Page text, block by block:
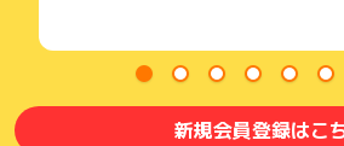
使った分だけお支払いのシンプルな段
どのくらい使うか分からない方や、月に
お勧めの無駄のない安心プラン。データ
「上限設定機能」やSMS追加(月額154
新規会員登録はこ